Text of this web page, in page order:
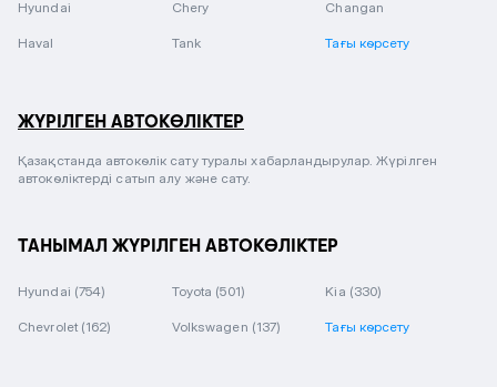
Hyundai Chery Changan
Haval Tank Тағы көрсету
ЖҮРІЛГЕН АВТОКӨЛІКТЕР
Қазақстанда автокөлік сату туралы хабарландырулар. Жүрілген
автокөліктерді сатып алу және сату.
ТАНЫМАЛ ЖҮРІЛГЕН АВТОКӨЛІКТЕР
Hyundai (754) Toyota (501) Kia (330)
Chevrolet (162) Volkswagen (137) Тағы көрсету